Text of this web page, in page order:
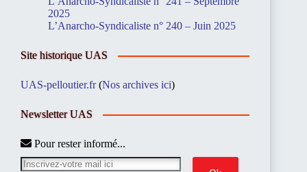
2025
L’Anarcho-Syndicaliste n° 240 – Juin 2025
Site historique UAS
UAS-pelloutier.fr(Nos archives ici)
Newsletter UAS
Pour rester informé...